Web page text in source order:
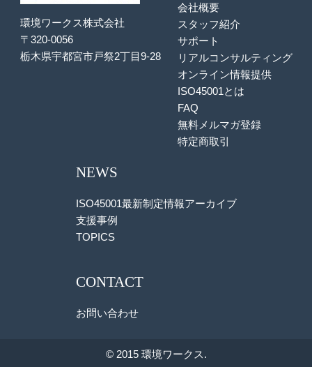
環境ワークス株式会社
〒320-0056
栃木県宇都宮市戸祭2丁目9-28
会社概要
スタッフ紹介
サポート
リアルコンサルティング
オンライン情報提供
ISO45001とは
FAQ
無料メルマガ登録
特定商取引
NEWS
ISO45001最新制定情報アーカイブ
支援事例
TOPICS
CONTACT
お問い合わせ
© 2015 環境ワークス.